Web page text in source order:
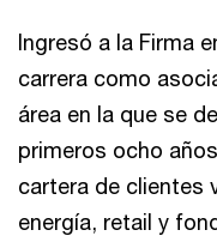
Ingresó a la Firma
carrera como
área en la que se
primeros ocho
cartera de clientes
energía, retail y